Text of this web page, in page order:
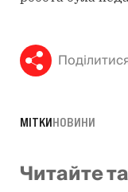
МІТКИНОВИНИ
Читайте